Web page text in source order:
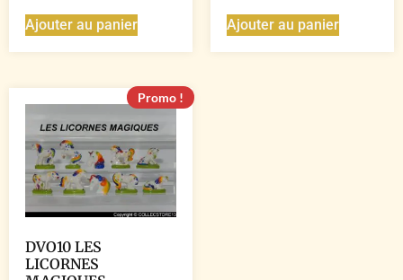
Ajouter au panier Ajouter au panier
Promo !
DVO10 LES
LICORNES